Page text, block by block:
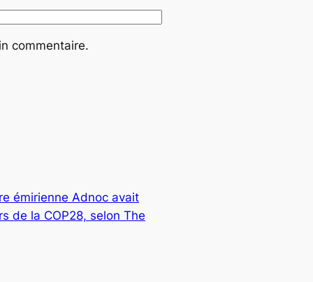
commentaire.
émirienne Adnoc avait
de la COP28, selon The